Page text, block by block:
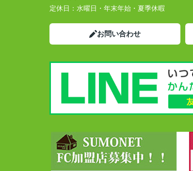
定休日： 水曜日・年末年始・夏季休暇
お問い合わせ